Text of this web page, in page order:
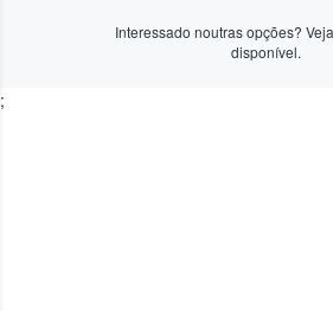
Interessado noutras opções?
disponível.
;